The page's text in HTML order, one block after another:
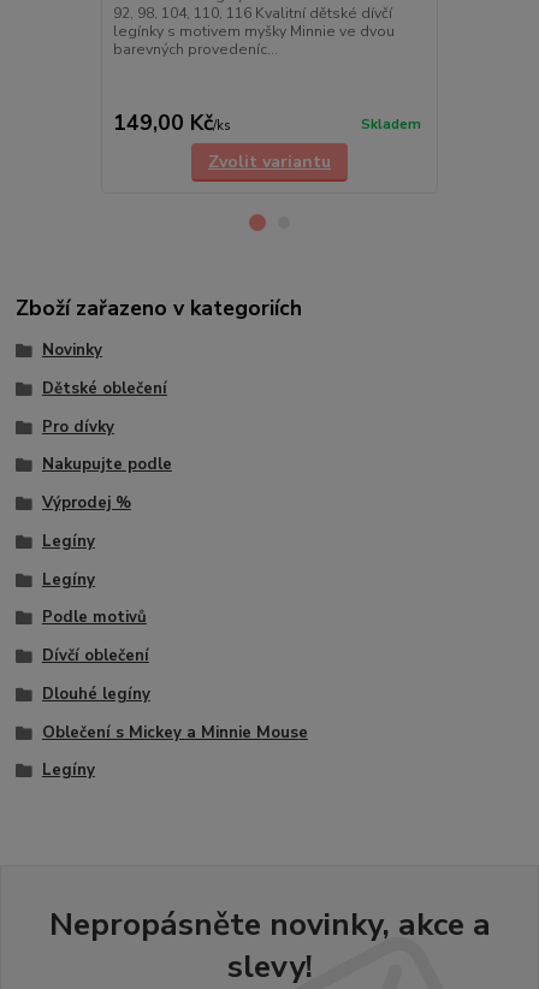
92, 98, 104, 110, 116 Kvalitní dětské dívčí
legínky s motivem myšky Minnie ve dvou
barevných provedeníc...
149,00 Kč/ks Skladem
Zvolit variantu
Zboží zařazeno v kategoriích
Novinky
Dětské oblečení
Pro dívky
Nakupujte podle
Výprodej %
Legíny
Legíny
Podle motivů
Dívčí oblečení
Dlouhé legíny
Oblečení s Mickey a Minnie Mouse
Legíny
Nepropásněte novinky, akce a
slevy!